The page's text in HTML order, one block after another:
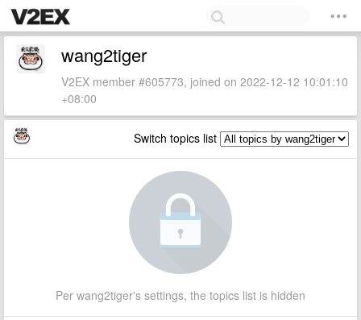
wang2tiger
V2EX member #605773, joined on 2022-12-12 10:01:10
+08:00
Switch topics list
Per wang2tiger's settings, the topics list is hidden